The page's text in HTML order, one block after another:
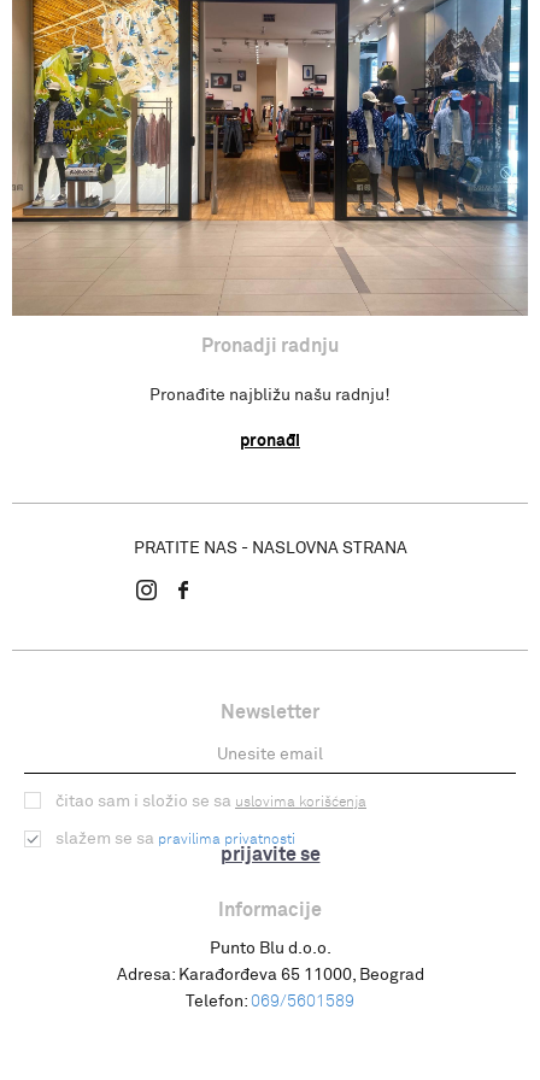
Povraćaj sredstva
Pronađi radnju
Isporuka
Pronadji radnju
Pronađite najbližu našu radnju!
pronađi
PRATITE NAS - NASLOVNA STRANA
Newsletter
prijavite se
čitao sam i složio se sa uslovima korišćenja
slažem se sa pravilima privatnosti
Informacije
Punto Blu d.o.o.
Adresa: Karađorđeva 65 11000, Beograd
Telefon: 069/5601589